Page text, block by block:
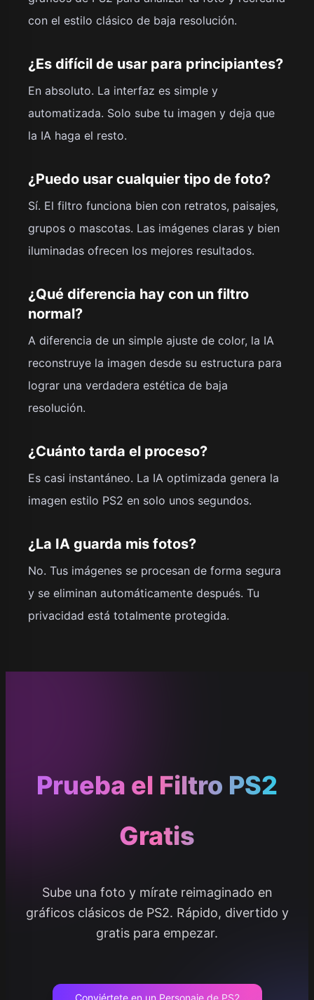
con el estilo clásico de baja resolución.
¿Es difícil de usar para principiantes?
En absoluto. La interfaz es simple y
automatizada. Solo sube tu imagen y deja que
la IA haga el resto.
¿Puedo usar cualquier tipo de foto?
Sí. El filtro funciona bien con retratos, paisajes,
grupos o mascotas. Las imágenes claras y bien
iluminadas ofrecen los mejores resultados.
¿Qué diferencia hay con un filtro
normal?
A diferencia de un simple ajuste de color, la IA
reconstruye la imagen desde su estructura para
lograr una verdadera estética de baja
resolución.
¿Cuánto tarda el proceso?
Es casi instantáneo. La IA optimizada genera la
imagen estilo PS2 en solo unos segundos.
¿La IA guarda mis fotos?
No. Tus imágenes se procesan de forma segura
y se eliminan automáticamente después. Tu
privacidad está totalmente protegida.
Prueba el Filtro PS2
Gratis
Sube una foto y mírate reimaginado en
gráficos clásicos de PS2. Rápido, divertido y
gratis para empezar.
Conviértete en un Personaje de PS2